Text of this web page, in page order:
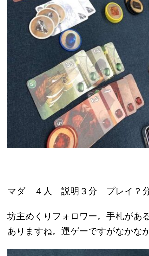
マダ ４人 説明３分 プレイ？
坊主めくりフォロワー。手札があ
ありますね。運ゲーですがなかな